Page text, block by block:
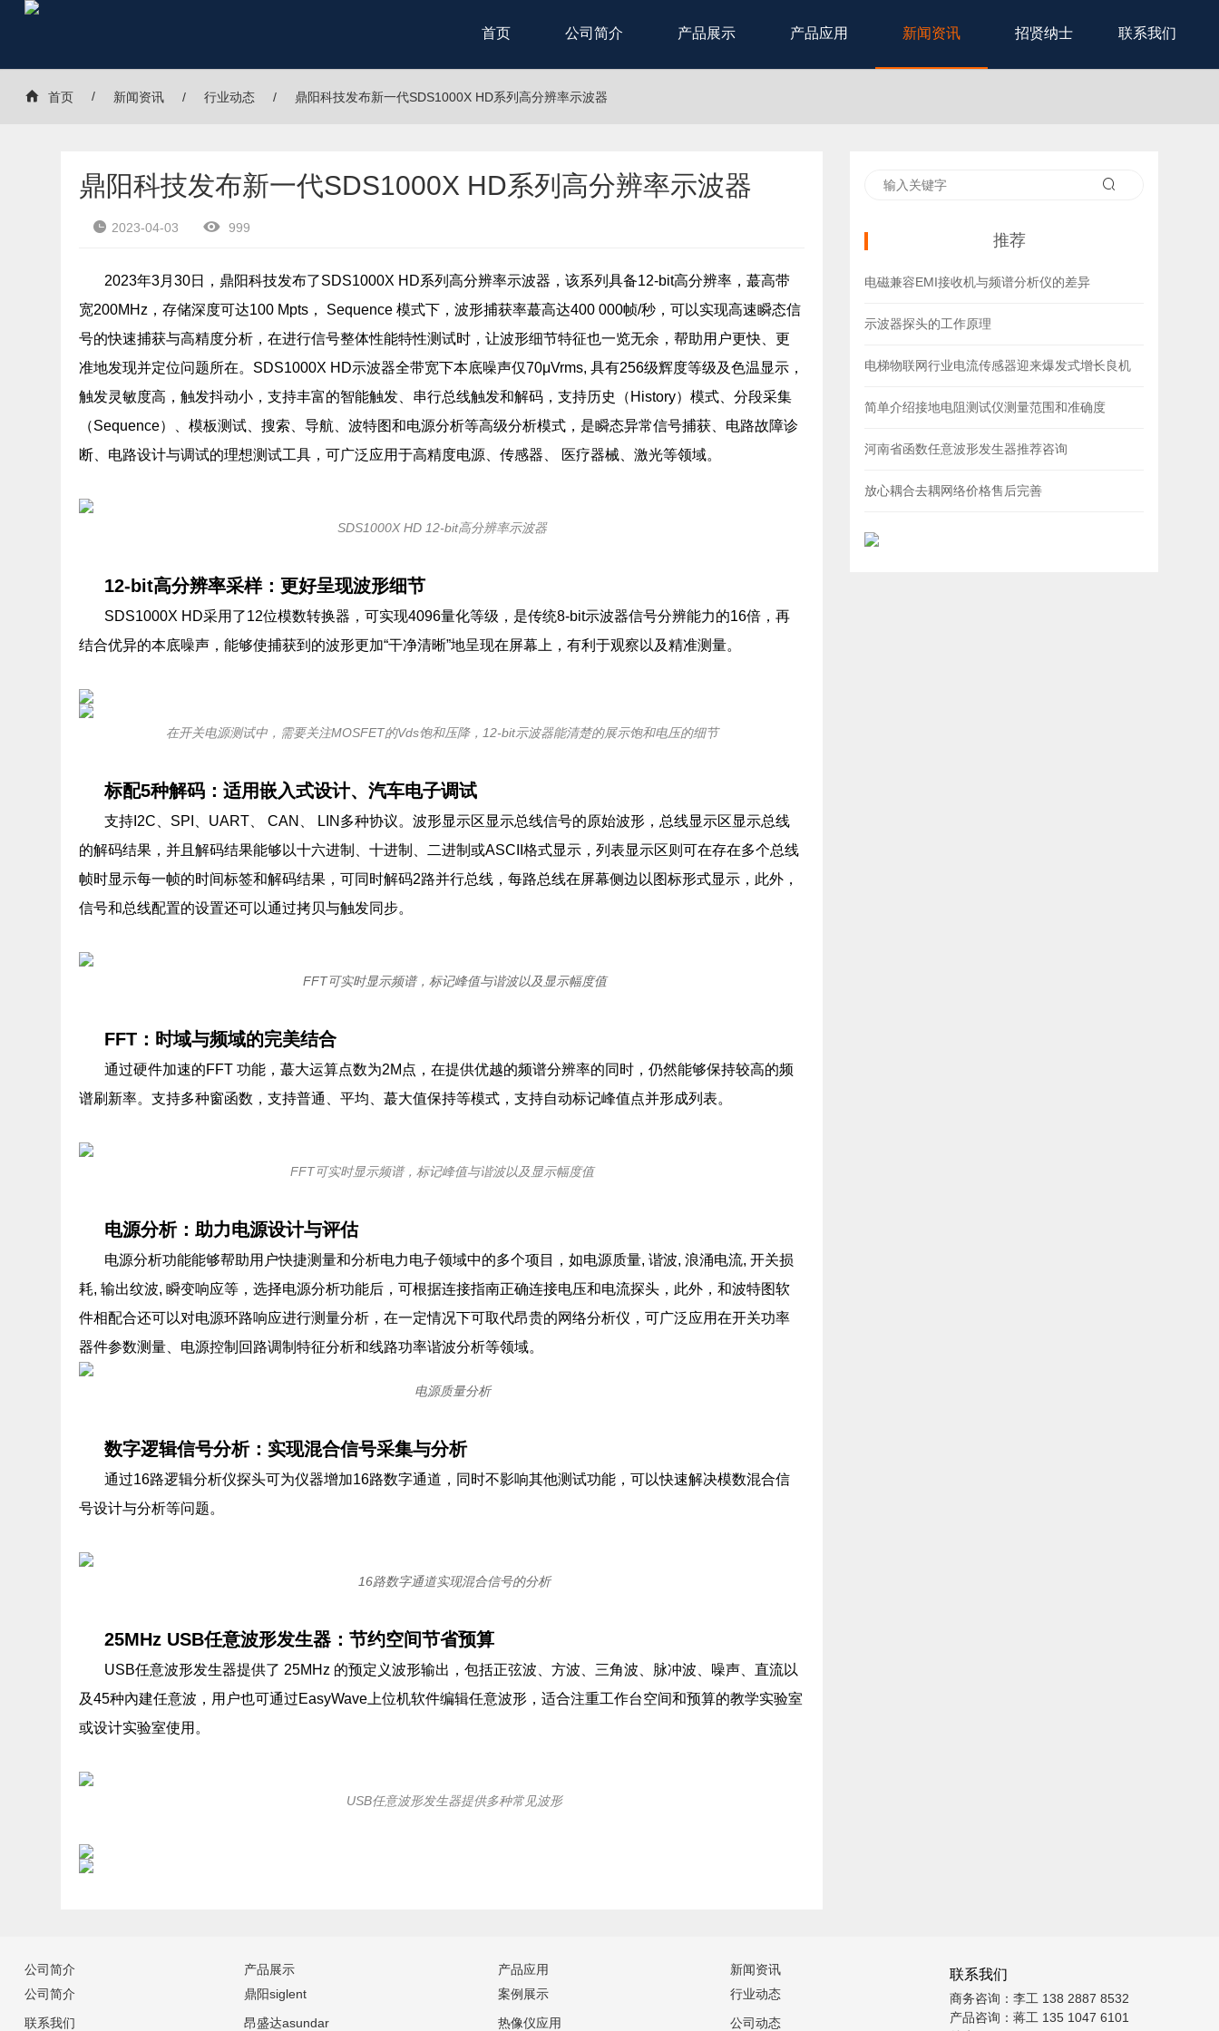
首页 公司简介 产品展示 产品应用 新闻资讯 招贤纳士 联系我们
首页 新闻资讯 行业动态 鼎阳科技发布新一代SDS1000X HD系列高分辨率示波器
鼎阳科技发布新一代SDS1000X HD系列高分辨率示波器
2023-04-03 999
2023年3月30日，鼎阳科技发布了SDS1000X HD系列高分辨率示波器，该系列具备12-bit高分辨率，蕞高带
宽200MHz，存储深度可达100 Mpts， Sequence 模式下，波形捕获率蕞高达400 000帧/秒，可以实现高速瞬态信
号的快速捕获与高精度分析，在进行信号整体性能特性测试时，让波形细节特征也一览无余，帮助用户更快、更
准地发现并定位问题所在。SDS1000X HD示波器全带宽下本底噪声仅70μVrms, 具有256级辉度等级及色温显示，
触发灵敏度高，触发抖动小，支持丰富的智能触发、串行总线触发和解码，支持历史（History）模式、分段采集
（Sequence）、模板测试、搜索、导航、波特图和电源分析等高级分析模式，是瞬态异常信号捕获、电路故障诊
断、电路设计与调试的理想测试工具，可广泛应用于高精度电源、传感器、 医疗器械、激光等领域。
SDS1000X HD 12-bit高分辨率示波器
12-bit高分辨率采样：更好呈现波形细节
SDS1000X HD采用了12位模数转换器，可实现4096量化等级，是传统8-bit示波器信号分辨能力的16倍，再
结合优异的本底噪声，能够使捕获到的波形更加“干净清晰”地呈现在屏幕上，有利于观察以及精准测量。
在开关电源测试中，需要关注MOSFET的Vds饱和压降，12-bit示波器能清楚的展示饱和电压的细节
标配5种解码：适用嵌入式设计、汽车电子调试
支持I2C、SPI、UART、 CAN、 LIN多种协议。波形显示区显示总线信号的原始波形，总线显示区显示总线
的解码结果，并且解码结果能够以十六进制、十进制、二进制或ASCII格式显示，列表显示区则可在存在多个总线
帧时显示每一帧的时间标签和解码结果，可同时解码2路并行总线，每路总线在屏幕侧边以图标形式显示，此外，
信号和总线配置的设置还可以通过拷贝与触发同步。
FFT可实时显示频谱，标记峰值与谐波以及显示幅度值
FFT：时域与频域的完美结合
通过硬件加速的FFT 功能，蕞大运算点数为2M点，在提供优越的频谱分辨率的同时，仍然能够保持较高的频
谱刷新率。支持多种窗函数，支持普通、平均、蕞大值保持等模式，支持自动标记峰值点并形成列表。
FFT可实时显示频谱，标记峰值与谐波以及显示幅度值
电源分析：助力电源设计与评估
电源分析功能能够帮助用户快捷测量和分析电力电子领域中的多个项目，如电源质量, 谐波, 浪涌电流, 开关损
耗, 输出纹波, 瞬变响应等，选择电源分析功能后，可根据连接指南正确连接电压和电流探头，此外，和波特图软
件相配合还可以对电源环路响应进行测量分析，在一定情况下可取代昂贵的网络分析仪，可广泛应用在开关功率
器件参数测量、电源控制回路调制特征分析和线路功率谐波分析等领域。
电源质量分析
数字逻辑信号分析：实现混合信号采集与分析
通过16路逻辑分析仪探头可为仪器增加16路数字通道，同时不影响其他测试功能，可以快速解决模数混合信
号设计与分析等问题。
16路数字通道实现混合信号的分析
25MHz USB任意波形发生器：节约空间节省预算
USB任意波形发生器提供了 25MHz 的预定义波形输出，包括正弦波、方波、三角波、脉冲波、噪声、直流以
及45种內建任意波，用户也可通过EasyWave上位机软件编辑任意波形，适合注重工作台空间和预算的教学实验室
或设计实验室使用。
USB任意波形发生器提供多种常见波形
推荐
电磁兼容EMI接收机与频谱分析仪的差异
示波器探头的工作原理
电梯物联网行业电流传感器迎来爆发式增长良机
简单介绍接地电阻测试仪测量范围和准确度
河南省函数任意波形发生器推荐咨询
放心耦合去耦网络价格售后完善
公司简介
公司简介
联系我们
产品展示
鼎阳siglent
昂盛达asundar
产品应用
案例展示
热像仪应用
新闻资讯
行业动态
公司动态
联系我们
商务咨询：李工 138 2887 8532
产品咨询：蒋工 135 1047 6101